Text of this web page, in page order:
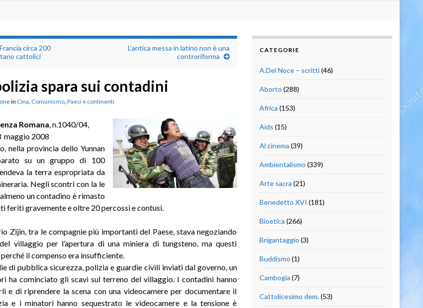
circa 200
cattolici
L’antica messa in latino non è una
controriforma
spara sui contadini
in Cina Comunismo, Paesi e continenti
Romana , n.1040/04,
maggio 2008
nella provincia dello Yunnan
su un gruppo di 100
la terra espropriata da
Negli scontri con la le
un contadino è rimasto
feriti gravemente e oltre 20 percossi e contusi.
Zijin, tra le compagnie più importanti del Paese, stava negoziando
villaggio per l’apertura di una miniera di tungsteno, ma questi
il compenso era insufficiente.
di pubblica sicurezza, polizia e guardie civili inviati dal governo, un
ha cominciato gli scavi sul terreno del villaggio. I contadini hanno
e di riprendere la scena con una videocamere per documentare il
e i minatori hanno sequestrato le videocamere e la tensione è
CATEGORIE
A.Del Noce – scritti(46)
Aborto (288)
Africa (153)
Aids (15)
Al cinema (39)
Ambientalismo (339)
Arte sacra (21)
Benedetto XVI (181)
Bioetica (266)
Brigantaggio (3)
Buddismo (1)
Cambogia (7)
Cattolicesimo dem.(53)